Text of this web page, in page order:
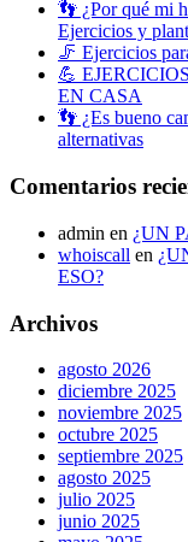
👣 ¿Por qué mi
Ejercicios y
🦵 Ejercicios
💪
EN CASA
👣 ¿Es bueno
alternativas
Comentarios
admin en ¿UN
whoiscall en
ESO?
Archivos
agosto 2026
diciembre 2025
noviembre 2025
octubre 2025
septiembre 2025
agosto 2025
julio 2025
junio 2025